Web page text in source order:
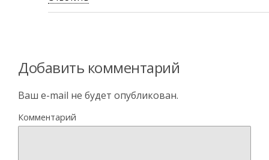
Добавить комментарий
Ваш e-mail не будет опубликован.
Комментарий